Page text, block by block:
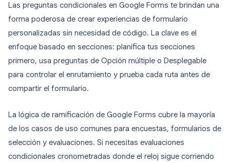
Las preguntas condicionales en Google Forms te brindan una
forma poderosa de crear experiencias de formulario
personalizadas sin necesidad de código. La clave es el
enfoque basado en secciones: planifica tus secciones
primero, usa preguntas de Opción múltiple o Desplegable
para controlar el enrutamiento y prueba cada ruta antes de
compartir el formulario.
La lógica de ramificación de Google Forms cubre la mayoría
de los casos de uso comunes para encuestas, formularios de
selección y evaluaciones. Si necesitas evaluaciones
condicionales cronometradas donde el reloj sigue corriendo